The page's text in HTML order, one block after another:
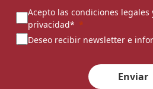
Acepto las condiciones
privacidad*
Deseo recibir newsletter e
Enviar